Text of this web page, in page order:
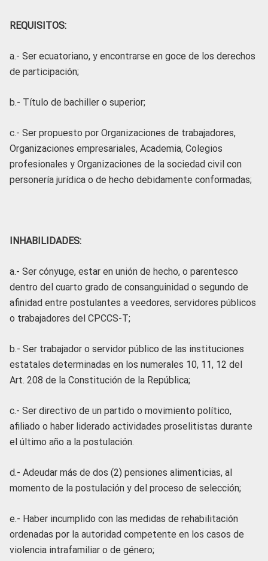
REQUISITOS:
a.- Ser ecuatoriano, y encontrarse en goce de los derechos
de participación;
b.- Título de bachiller o superior;
c.- Ser propuesto por Organizaciones de trabajadores,
Organizaciones empresariales, Academia, Colegios
profesionales y Organizaciones de la sociedad civil con
personería jurídica o de hecho debidamente conformadas;
INHABILIDADES:
a.- Ser cónyuge, estar en unión de hecho, o parentesco
dentro del cuarto grado de consanguinidad o segundo de
afinidad entre postulantes a veedores, servidores públicos
o trabajadores del CPCCS-T;
b.- Ser trabajador o servidor público de las instituciones
estatales determinadas en los numerales 10, 11, 12 del
Art. 208 de la Constitución de la República;
c.- Ser directivo de un partido o movimiento político,
afiliado o haber liderado actividades proselitistas durante
el último año a la postulación.
d.- Adeudar más de dos (2) pensiones alimenticias, al
momento de la postulación y del proceso de selección;
e.- Haber incumplido con las medidas de rehabilitación
ordenadas por la autoridad competente en los casos de
violencia intrafamiliar o de género;